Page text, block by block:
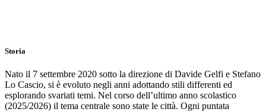
Storia
Nato il 7 settembre 2020 sotto la direzione di Davide Gelfi e Stefano
Lo Cascio, si è evoluto negli anni adottando stili differenti ed
esplorando svariati temi. Nel corso dell’ultimo anno scolastico
(2025/2026) il tema centrale sono state le città. Ogni puntata